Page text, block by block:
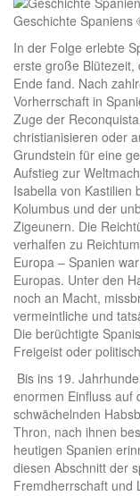
Geschichte Spaniens
In der Folge erlebte
erste große Blütezeit,
Ende fand. Nach
Vorherrschaft in
Zuge der
christianisieren oder
Grundstein für eine
Aufstieg zur
Isabella von Kastilien
Kolumbus und der
Zigeunern. Die
verhalfen zu
Europa – Spanien
Europas. Unter den
noch an Macht,
vermeintliche und
Die berüchtigte
Freigeist oder
Bis ins 19.
enormen Einfluss auf
schwächelnden
Thron, nach ihnen
heutigen Spanien
diesen Abschnitt der
Fremdherrschaft und